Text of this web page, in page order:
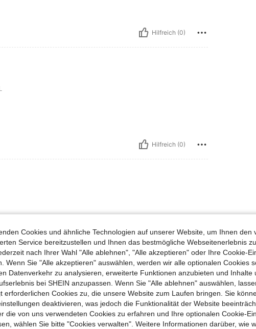
Hilfreich (0)
Hilfreich (0)
dat die groot is
Hilfreich (0)
Cookies und ähnliche Technologien auf unserer Website, um Ihnen den
Service bereitzustellen und Ihnen das bestmögliche Webseitenerlebnis
nach Ihrer Wahl "Alle ablehnen", "Alle akzeptieren" oder Ihre Cookie-
Wenn Sie "Alle akzeptieren" auswählen, werden wir alle optionalen Cookies
Datenverkehr zu analysieren, erweiterte Funktionen anzubieten und Inhalte
bei SHEIN anzupassen. Wenn Sie "Alle ablehnen" auswählen,
erforderlichen Cookies zu, die unsere Website zum Laufen bringen. Sie
deaktivieren, was jedoch die Funktionalität der Website
die von uns verwendeten Cookies zu erfahren und Ihre optionalen Cookie-
wählen Sie bitte "Cookies verwalten". Weitere Informationen darüber, wie